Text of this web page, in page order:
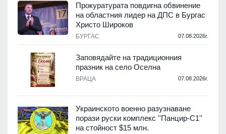
Прокуратурата повдигна обвинение
на областния лидер на ДПС в Бургас
Христо Широков
БУРГАС 07.08.2026г.
Заповядайте на традиционния
празник на село Оселна
ВРАЦА 07.08.2026г.
Украинското военно разузнаване
порази руски комплекс ''Панцир-С1''
на стойност $15 млн.